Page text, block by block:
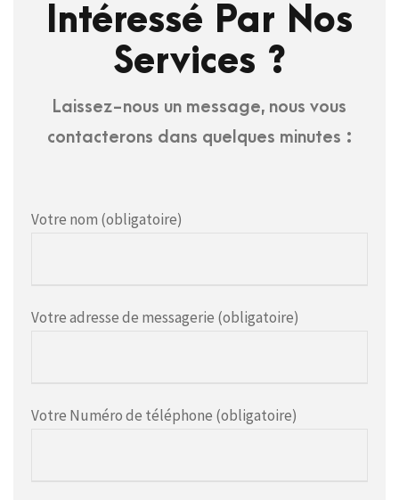
Intéressé Par Nos
Services ?
Laissez-nous un message, nous vous
contacterons dans quelques minutes :
Votre nom (obligatoire)
Votre adresse de messagerie (obligatoire)
Votre Numéro de téléphone (obligatoire)